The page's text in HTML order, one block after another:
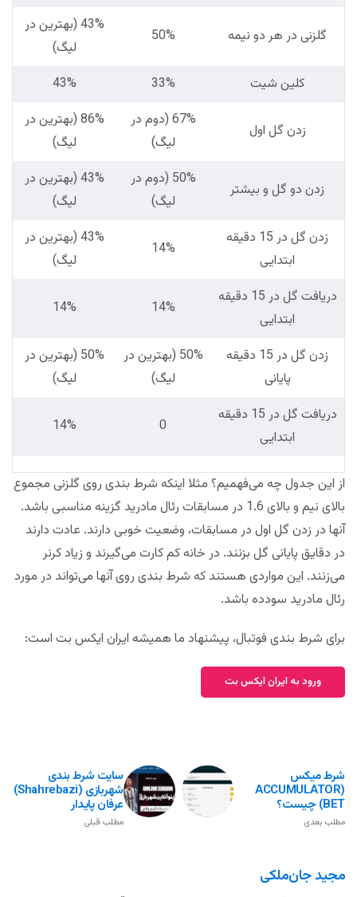
گلزنی در هر دو نیمه 50%
43% (بهترین در
لیگ)
کلین شیت
33%
43%
زدن گل اول
67% (دوم در
لیگ)
86% (بهترین در
لیگ)
زدن دو گل و بیشتر
50% (دوم در
لیگ)
43% (بهترین در
لیگ)
زدن گل در 15 دقیقه
ابتدایی
14%
43% (بهترین در
لیگ)
دریافت گل در 15 دقیقه
ابتدایی
14%
14%
زدن گل در 15 دقیقه
پایانی
50% (بهترین در
لیگ)
50% (بهترین در
لیگ)
دریافت گل در 15 دقیقه
ابتدایی
0
14%
از این جدول چه می‌فهمیم؟ مثلا اینکه شرط بندی روی گلزنی مجموع
بالای نیم و بالای 1.6 در مسابقات رئال مادرید گزینه مناسبی باشد.
آنها در زدن گل اول در مسابقات، وضعیت خوبی دارند. عادت دارند
در دقایق پایانی گل بزنند. در خانه کم کارت می‌گیرند و زیاد کرنر
می‌زنند. این مواردی هستند که شرط بندی روی آنها می‌تواند در مورد
رئال مادرید سودده باشد.
برای شرط بندی فوتبال، پیشنهاد ما همیشه ایران ایکس بت است:
ورود به ایران ایکس بت
سایت شرط بندی
شهربازی (shahrebazi)
عرفان پایدار
مطلب قبلی
شرط میکس
(ACCUMULATOR
BET) چیست؟
مطلب بعدی
مجید جان‌ملکی